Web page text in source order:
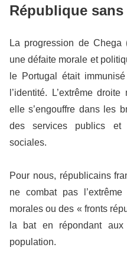
République
La progression de
une défaite morale et
le Portugal était
l’identité. L’extrême
elle s’engouffre dans les
des services publics et
sociales.
Pour nous, républicains
ne combat pas
morales ou des « fronts
la bat en répondant
population.